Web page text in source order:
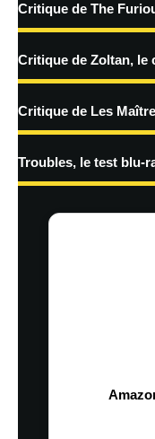
Critique de The
Critique de Zoltan, le
Critique de Les
Troubles, le test blu-